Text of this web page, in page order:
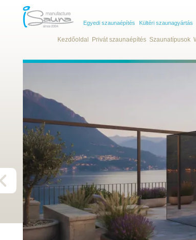
Egyedi szaunaépítés Kültéri szaunagyártás
Kezdőoldal Privát szaunaépítés Szaunatípusok